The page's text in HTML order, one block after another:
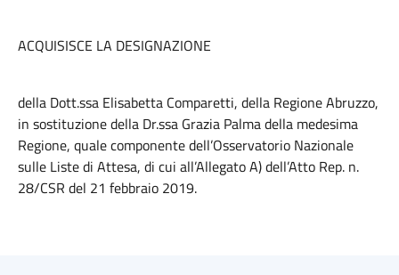
ACQUISISCE LA DESIGNAZIONE
della Dott.ssa Elisabetta Comparetti, della Regione Abruzzo,
in sostituzione della Dr.ssa Grazia Palma della medesima
Regione, quale componente dell’Osservatorio Nazionale
sulle Liste di Attesa, di cui all’Allegato A) dell’Atto Rep. n.
28/CSR del 21 febbraio 2019.